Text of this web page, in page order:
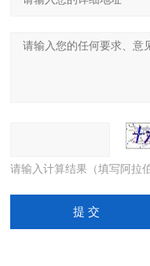
请输入计算结果（填写阿拉